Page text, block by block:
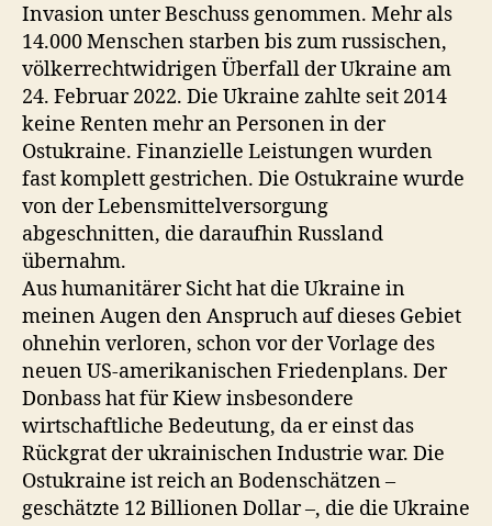
Invasion unter Beschuss genommen. Mehr als
14.000 Menschen starben bis zum russischen,
völkerrechtwidrigen Überfall der Ukraine am
24. Februar 2022. Die Ukraine zahlte seit 2014
keine Renten mehr an Personen in der
Ostukraine. Finanzielle Leistungen wurden
fast komplett gestrichen. Die Ostukraine wurde
von der Lebensmittelversorgung
abgeschnitten, die daraufhin Russland
übernahm.
Aus humanitärer Sicht hat die Ukraine in
meinen Augen den Anspruch auf dieses Gebiet
ohnehin verloren, schon vor der Vorlage des
neuen US-amerikanischen Friedenplans. Der
Donbass hat für Kiew insbesondere
wirtschaftliche Bedeutung, da er einst das
Rückgrat der ukrainischen Industrie war. Die
Ostukraine ist reich an Bodenschätzen –
geschätzte 12 Billionen Dollar –, die die Ukraine